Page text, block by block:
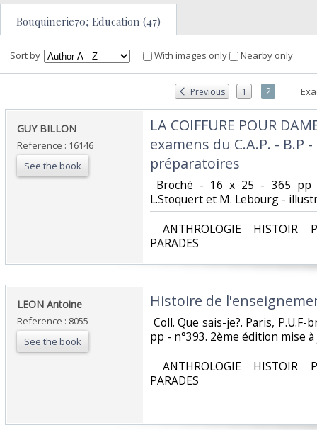
Bouquinerie70; Education (47)
Sort by With images only Nearby only
Previous 1 2
‎GUY BILLON ‎
Reference : 16146
See the book
‎LA COIFFURE POUR
examens du C.A.P. - B.P
préparatoires ‎
Broché - 16 x 25 - 365
L.Stoquert et M. Lebourg -
ANTHROLOGIE HISTOIR
PARADES‎
‎LEON Antoine‎
Reference : 8055
See the book
‎Histoire de
Coll. Que sais-je?. Paris,
pp - n°393. 2ème édition mise
ANTHROLOGIE HISTOIR
PARADES‎